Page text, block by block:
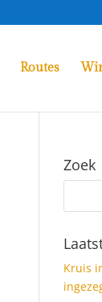
Routes
Zoek
Kruis